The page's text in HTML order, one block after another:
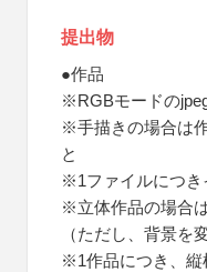
提出物
●作品
※RGBモードの
※手描きの場合は
と
※1ファイルにつき
※立体作品の場合
（ただし、背景を
※1作品につき、縦